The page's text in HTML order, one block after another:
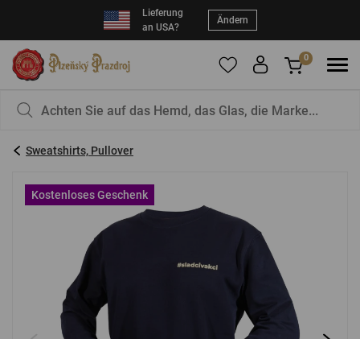
Lieferung
an USA?
Ändern
registrieren Sie sich
*
0
schade?
Sweatshirts, Pullover
Kostenloses Geschenk